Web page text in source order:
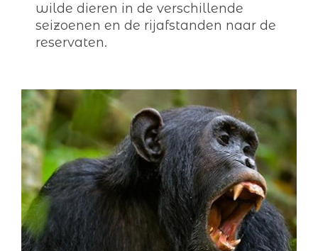
wilde dieren in de verschillende
seizoenen en de rijafstanden naar de
reservaten.